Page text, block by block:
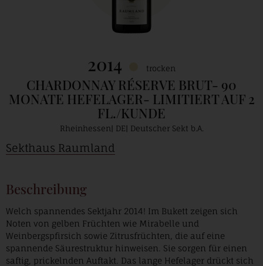
2014 trocken
CHARDONNAY RÉSERVE BRUT- 90
MONATE HEFELAGER- LIMITIERT AUF 2
FL./KUNDE
Rheinhessen DE Deutscher Sekt b.A.
Sekthaus Raumland
Beschreibung
Welch spannendes Sektjahr 2014! Im Bukett zeigen sich
Noten von gelben Früchten wie Mirabelle und
Weinbergspfirsich sowie Zitrusfrüchten, die auf eine
spannende Säurestruktur hinweisen. Sie sorgen für einen
saftig, prickelnden Auftakt. Das lange Hefelager drückt sich